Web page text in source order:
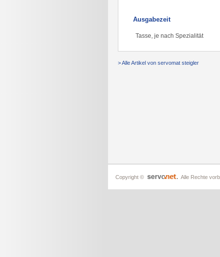
Ausgabezeit
Tasse, je nach Spezialität
> Alle Artikel von servomat steigler
Copyright © Alle Rechte